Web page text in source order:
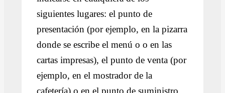
siguientes lugares: el punto de
presentación (por ejemplo, en la pizarra
donde se escribe el menú o o en las
cartas impresas), el punto de venta (por
ejemplo, en el mostrador de la
cafetería) o en el punto de suministro